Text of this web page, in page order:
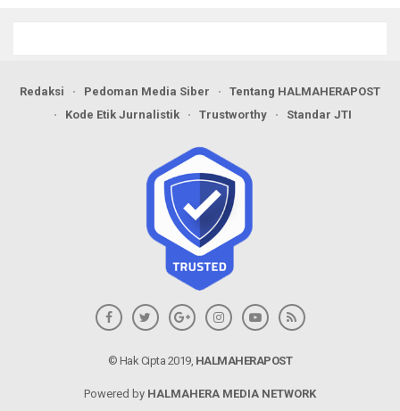
Redaksi Pedoman Media Siber
Tentang HALMAHERAPOST
Kode Etik Jurnalistik
Trustworthy Standar JTI
© Hak Cipta 2019, HALMAHERAPOST
Powered by HALMAHERA MEDIA NETWORK